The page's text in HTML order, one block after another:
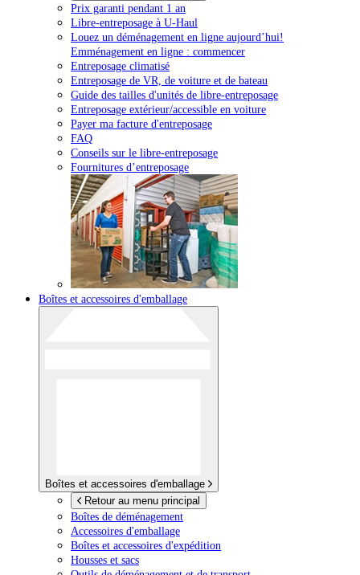
Prix garanti pendant 1 an
Libre-entreposage à U-Haul
Louez un déménagement en ligne aujourd’hui!
Emménagement en ligne : commencer
Entreposage climatisé
Entreposage de VR, de voiture et de bateau
Guide des tailles d'unités de libre-entreposage
Entreposage extérieur/accessible en voiture
Payer ma facture d'entreposage
FAQ
Conseils sur le libre-entreposage
Fournitures d’entreposage
Boîtes et accessoires d'emballage
Boîtes et accessoires d'emballage
Retour au menu principal
Boîtes de déménagement
Accessoires d'emballage
Boîtes et accessoires d'expédition
Housses et sacs